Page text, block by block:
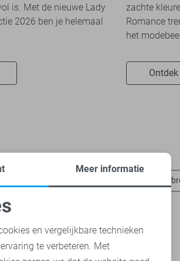
is. Met de nieuwe Lady
2026 ben je helemaal
zachte
Romance
het
bekeken?
Noisy may korte
cookies
cookies
Meer informatie
en vergelijkbare technieken
te verbeteren. Met